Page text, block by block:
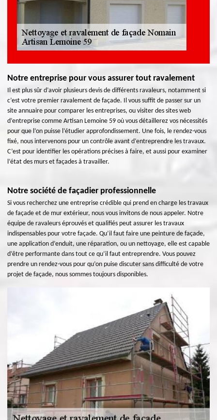
Notre entreprise pour vous assurer tout ravalement
Il est plus sûr d’avoir plusieurs devis de différents ravaleurs, notamment si
c’est votre premier ravalement de façade. Il vous suffit de passer sur un
site annuaire pour comparer les entreprises, ou visiter des sites web
d’entreprise comme Artisan Lemoine 59 où vous détaillerez vos nécessités
pour que l’on puisse l’étudier approfondissement. Une fois, le rendez-vous
fixé, nous intervenons pour un contrôle avant d’entreprendre les travaux.
C’est pour identifier les opérations précises à faire, et aussi pour examiner
l’état des murs et façades à travailler.
Notre société de façadier professionnelle
Si vous recherchez une entreprise crédible qui prend en charge les travaux
de façade et de mur extérieur, nous vous invitons de nous appeler. Notre
équipe de ravaleurs éprouvés et qualifiés peut assurer les travaux
indispensables pour votre façade. Qu’il faut faire une peinture de façade,
une application d’enduit, une réparation, ou un nettoyage, elle est capable
d’être performante dans tout ce qu’il faut entreprendre. Vous pouvez
prendre un rendez-vous pour qu’on puise discuter sans difficulté de votre
projet de façade, nous sommes toujours disponibles.